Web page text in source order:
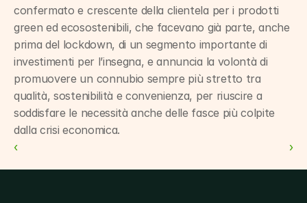
confermato e crescente della clientela per i prodotti
green ed ecosostenibili, che facevano già parte, anche
prima del lockdown, di un segmento importante di
investimenti per l’insegna, e annuncia la volontà di
promuovere un connubio sempre più stretto tra
qualità, sostenibilità e convenienza, per riuscire a
soddisfare le necessità anche delle fasce più colpite
dalla crisi economica.
‹
›